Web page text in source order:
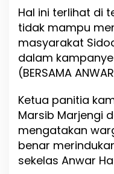
Hal ini terlihat di
tidak mampu
masyarakat
dalam kampanye
(BERSAMA
Ketua panitia
Marsib Marjengi
mengatakan
benar
sekelas Anwar